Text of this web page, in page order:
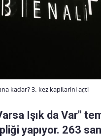
kadar? 3. kez kapilarini açti
Işık da Var"
yapıyor. 263